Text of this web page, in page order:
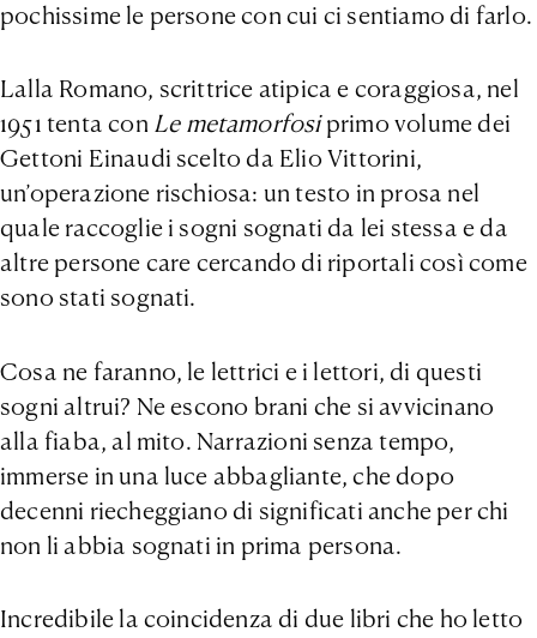
pochissime le persone con cui ci sentiamo di farlo.
Lalla Romano, scrittrice atipica e coraggiosa, nel
1951 tenta con Le metamorfosiprimo volume dei
Gettoni Einaudi scelto da Elio Vittorini,
un’operazione rischiosa: un testo in prosa nel
quale raccoglie i sogni sognati da lei stessa e da
altre persone care cercando di riportali così come
sono stati sognati.
Cosa ne faranno, le lettrici e i lettori, di questi
sogni altrui? Ne escono brani che si avvicinano
alla fiaba, al mito. Narrazioni senza tempo,
immerse in una luce abbagliante, che dopo
decenni riecheggiano di significati anche per chi
non li abbia sognati in prima persona.
Incredibile la coincidenza di due libri che ho letto